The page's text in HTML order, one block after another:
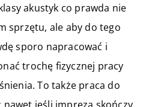
akustyk co prawda nie
sprzętu, ale aby do tego
sporo napracować i
trochę fizycznej pracy
To także praca do
jeśli impreza skończy